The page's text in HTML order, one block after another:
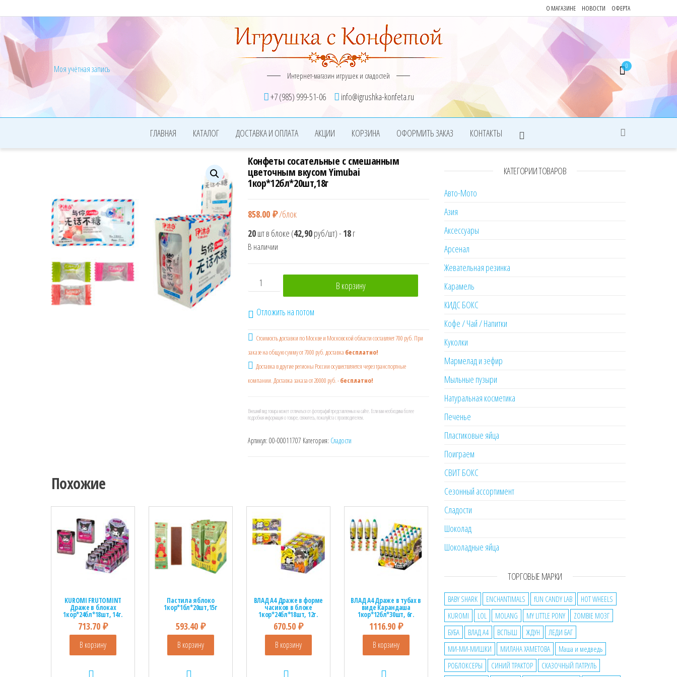
О МАГАЗИНЕ НОВОСТИ ОФЕРТА
Интернет-магазин игрушек и сладостей
0
Моя учётная запись
+7 (985) 999-51-06 info@igrushka-konfeta.ru
ГЛАВНАЯ КАТАЛОГ ДОСТАВКА И ОПЛАТА АКЦИИ КОРЗИНА ОФОРМИТЬ ЗАКАЗ КОНТАКТЫ
Конфеты сосательные с смешанным
цветочным вкусом Yimubai
1кор*12бл*20шт,18г
858.00 ₽/блок
20шт в блоке (42,90руб/шт)- 18г
В наличии
Количество товара Конфеты сосательные с смешанным цветочным вкусом Yimubai 1кор*12бл*20шт,18г
В корзину
Отложить на потом
Стоимость доставки по Москве и Московской области составляет 700 руб. При
заказе на общую сумму от 7000 руб. доставка бесплатно!
Доставка в другие регионы России осушествляется через транспортные
компании. Доставка заказа от 20000 руб. -бесплатно!
Внешний вид товара может отличаться от фотографий представленных на сайте. Если вам необходима более
подробная информация о товаре, свяжитесь, пожалуйста с производителем.
Артикул: 00-00011707 Категория: Сладости
Похожие
KUROMI FRUTOMINT
Драже в блоках
1кор*24бл*18шт, 14г.
713.70₽
В корзину
Пастила яблоко
1кор*1бл*20шт,15г
593.40₽
В корзину
ВЛАД А4 Драже в форме
часиков в блоке
1кор*24бл*18шт, 12г.
670.50 ₽
В корзину
ВЛАД А4 Драже в тубах в
виде Карандаша
1кор*12бл*30шт, 6г.
1116.90 ₽
В корзину
КАТЕГОРИИ ТОВАРОВ
Авто-Мото
Азия
Аксессуары
Арсенал
Жевательная резинка
Карамель
КИДС БОКС
Кофе / Чай / Напитки
Куколки
Мармелад и зефир
Мыльные пузыри
Натуральная косметика
Печенье
Пластиковые яйца
Поиграем
СВИТ БОКС
Сезонный ассортимент
Сладости
Шоколад
Шоколадные яйца
ТОРГОВЫЕ МАРКИ
BABY SHARK ENCHANTIMALS fUN CANDY LAB
HOT WHEELS
KUROMI
LOL MOLANG MY LITTLE PONY
ZOMBIE МОЗГ
БУБА
ВЛАД А4 ВСПЫШ ЖДУН
ЛЕДИ БАГ
МИ-МИ-МИШКИ
МИЛАНА ХАМЕТОВА
Маша и медведь
РОБЛОКСЕРЫ
СИНИЙ ТРАКТОР СКАЗОЧНЫЙ ПАТРУЛЬ